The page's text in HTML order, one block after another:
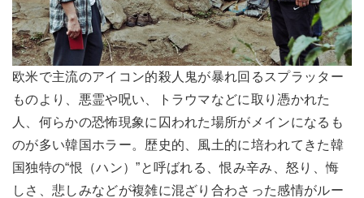
欧米で主流のアイコン的殺人鬼が暴れ回るスプラッター
ものより、悪霊や呪い、トラウマなどに取り憑かれた
人、何らかの恐怖現象に囚われた場所がメインになるも
のが多い韓国ホラー。歴史的、風土的に培われてきた韓
国独特の“恨（ハン）”と呼ばれる、恨み辛み、怒り、悔
しさ、悲しみなどが複雑に混ざり合わさった感情がルー